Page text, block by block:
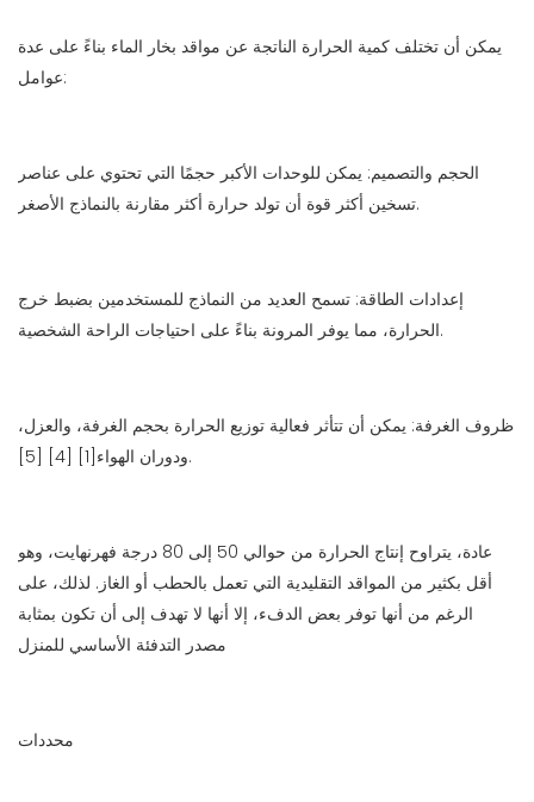
يمكن أن تختلف كمية الحرارة الناتجة عن مواقد بخار الماء بناءً على عدة
عوامل:
الحجم والتصميم: يمكن للوحدات الأكبر حجمًا التي تحتوي على عناصر
تسخين أكثر قوة أن تولد حرارة أكثر مقارنة بالنماذج الأصغر.
إعدادات الطاقة: تسمح العديد من النماذج للمستخدمين بضبط خرج
الحرارة، مما يوفر المرونة بناءً على احتياجات الراحة الشخصية.
ظروف الغرفة: يمكن أن تتأثر فعالية توزيع الحرارة بحجم الغرفة، والعزل،
ودوران الهواء[1] [4] [5].
عادة، يتراوح إنتاج الحرارة من حوالي 50 إلى 80 درجة فهرنهايت، وهو
أقل بكثير من المواقد التقليدية التي تعمل بالحطب أو الغاز. لذلك، على
الرغم من أنها توفر بعض الدفء، إلا أنها لا تهدف إلى أن تكون بمثابة
مصدر التدفئة الأساسي للمنزل
محددات